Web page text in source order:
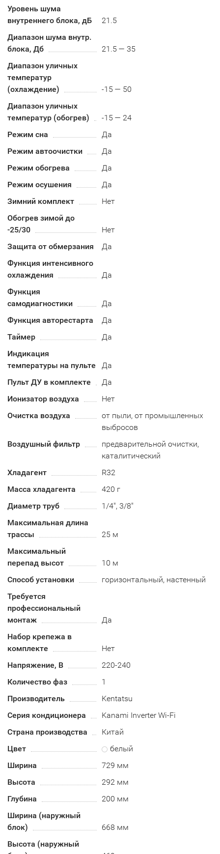
Уровень шума
внутреннего блока, дБ
21.5
Диапазон шума внутр.
блока, Дб
21.5 — 35
Диапазон уличных
температур
(охлаждение)
-15 — 50
Диапазон уличных
температур (обогрев)
-15 — 24
Режим сна
Да
Режим автоочистки
Да
Режим обогрева
Да
Режим осушения
Да
Зимний комплект
Нет
Обогрев зимой до
-25/30
Нет
Защита от обмерзания
Да
Функция интенсивного
охлаждения
Да
Функция
самодиагностики
Да
Функция авторестарта
Да
Таймер
Да
Индикация
температуры на пульте
Да
Пульт ДУ в комплекте
Да
Ионизатор воздуха
Нет
Очистка воздуха
от пыли, от промышленных
выбросов
Воздушный фильтр
предварительной очистки,
каталитический
Хладагент
R32
Масса хладагента
420 г
Диаметр труб
1/4", 3/8"
Максимальная длина
трассы
25 м
Максимальный
перепад высот
10 м
Способ установки
горизонтальный, настенный
Требуется
профессиональный
монтаж
Да
Набор крепежа в
комплекте
Нет
Напряжение, В
220-240
Количество фаз
1
Производитель
Kentatsu
Серия кондиционера
Kanami Inverter Wi-Fi
Страна производства
Китай
Цвет
белый
Ширина
729 мм
Высота
292 мм
Глубина
200 мм
Ширина (наружный
блок)
668 мм
Высота (наружный